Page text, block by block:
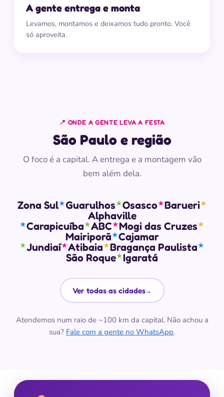
A gente entrega e monta
Levamos, montamos e deixamos tudo pronto. Você
só aproveita.
📍 ONDE A GENTE LEVA A FESTA
São Paulo e região
O foco é a capital. A entrega e a montagem vão
bem além dela.
Zona Sul★Guarulhos★Osasco★Barueri★
Alphaville
★Carapicuíba★ABC★Mogi das Cruzes★
Mairiporã★Cajamar
★Jundiaí★Atibaia★Bragança Paulista★
São Roque★Igaratá
Ver todas as cidades→
Atendemos num raio de ~100 km da capital. Não achou a
sua? Fale com a gente no WhatsApp.